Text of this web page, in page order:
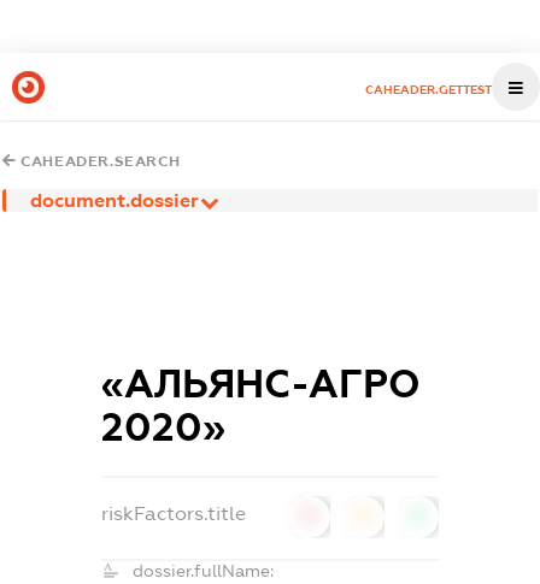
CAHEADER.GETTEST
CAHEADER.SEARCH
document.dossier
«АЛЬЯНС-АГРО
2020»
riskFactors.title
dossier.fullName: